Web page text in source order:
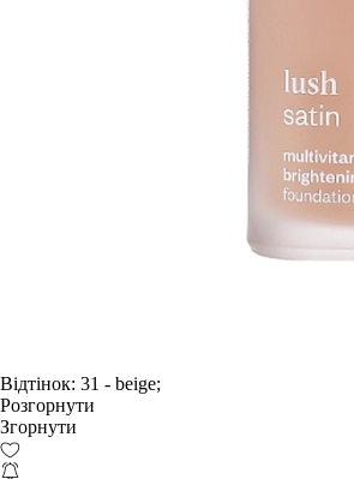
Відтінок: 31 - beige;
Розгорнути
Згорнути